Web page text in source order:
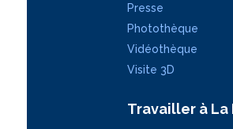
Presse
Photothèque
Vidéothèque
Visite 3D
Travailler à La